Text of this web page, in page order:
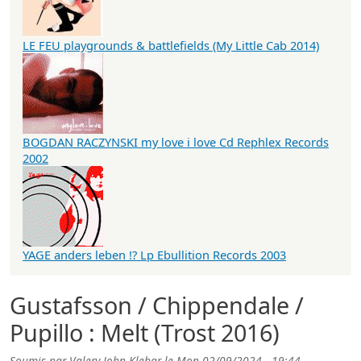
Gustafsson / Chippendale /
Pupillo : Melt (Trost 2016)
LE FEU playgrounds & battlefields (My Little Cab 2014)
BOGDAN RACZYNSKI my love i love Cd Rephlex Records
2002
YAGE anders leben !? Lp Ebullition Records 2003